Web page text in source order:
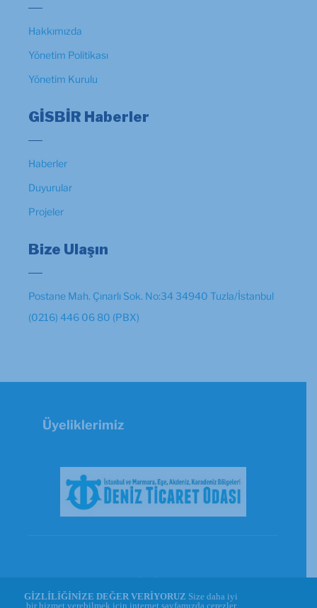
Hakkımızda
Yönetim Politikası
Yönetim Kurulu
GİSBİR Haberler
Haberler
Duyurular
Projeler
Bize Ulaşın
Postane Mah. Çınarlı Sok. No:34 34940 Tuzla/İstanbul
(0216) 446 06 80 (PBX)
Üyeliklerimiz
WEBREKA
GİZLİLİĞİNİZE DEĞER VERİYORUZ Size daha iyi
bir hizmet verebilmek için internet sayfamızda çerezler